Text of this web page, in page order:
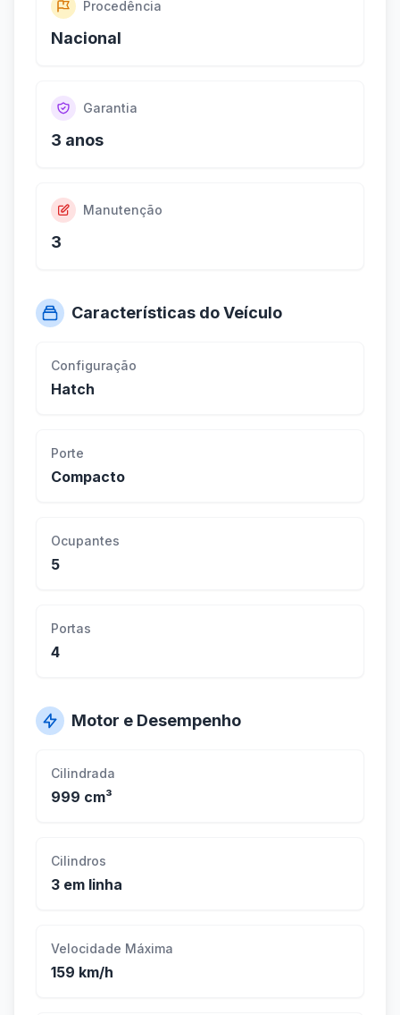
Procedência
Nacional
Garantia
3 anos
Manutenção
3
Características do Veículo
Configuração
Hatch
Porte
Compacto
Ocupantes
5
Portas
4
Motor e Desempenho
Cilindrada
999 cm³
Cilindros
3 em linha
Velocidade Máxima
159 km/h